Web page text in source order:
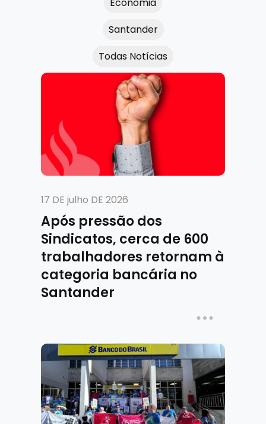
Santander
Todas Notícias
17 DE julho DE 2026
Após pressão dos
Sindicatos, cerca de 600
trabalhadores retornam à
categoria bancária no
Santander